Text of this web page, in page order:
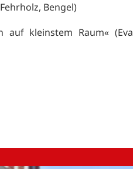
Bengel)
auf kleinstem Raum« (Eva